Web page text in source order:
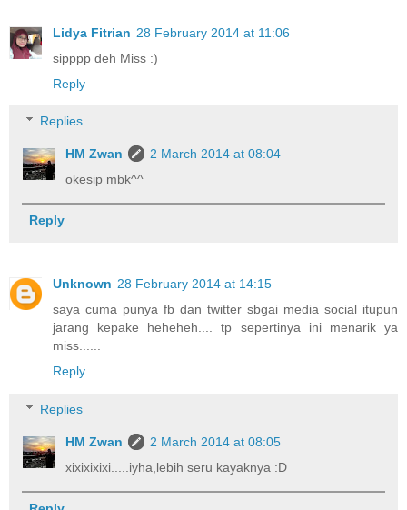
Lidya Fitrian 28 February 2014 at 11:06
sipppp deh Miss :)
Reply
Replies
HM Zwan
2 March 2014 at 08:04
okesip mbk^^
Reply
Unknown 28 February 2014 at 14:15
saya cuma punya fb dan twitter sbgai media social itupun
jarang kepake heheheh.... tp sepertinya ini menarik ya
miss......
Reply
Replies
HM Zwan
2 March 2014 at 08:05
xixixixixi.....iyha,lebih seru kayaknya :D